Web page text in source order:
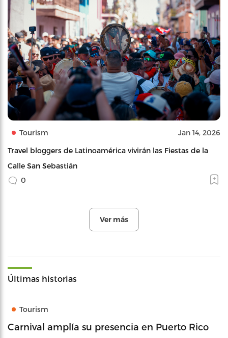
Tourism Jan 14, 2026
Travel bloggers de Latinoamérica vivirán las Fiestas de la
Calle San Sebastián
0
Ver más
Últimas historias
Tourism
Carnival amplía su presencia en Puerto Rico